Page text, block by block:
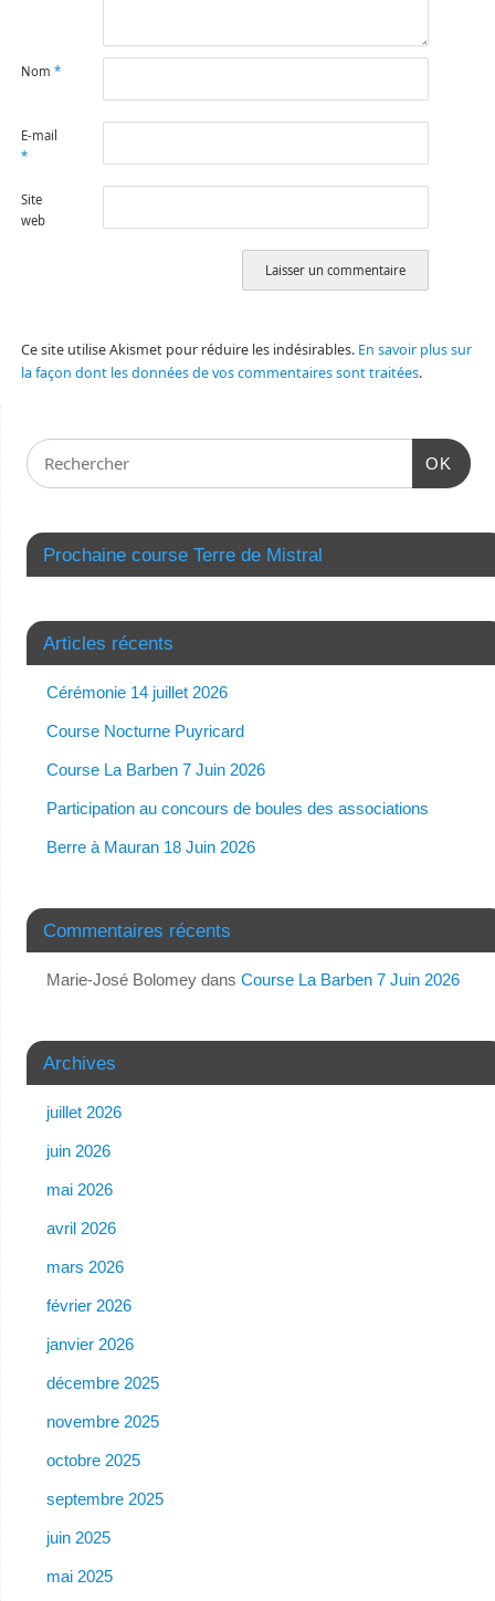
Nom *
E-mail
*
Site
web
Ce site utilise Akismet pour réduire les indésirables. En savoir plus sur
la façon dont les données de vos commentaires sont traitées.
OK
Prochaine course Terre de Mistral
Articles récents
Cérémonie 14 juillet 2026
Course Nocturne Puyricard
Course La Barben 7 Juin 2026
Participation au concours de boules des associations
Berre à Mauran 18 Juin 2026
Commentaires récents
Marie-José Bolomeydans Course La Barben 7 Juin 2026
Archives
juillet 2026
juin 2026
mai 2026
avril 2026
mars 2026
février 2026
janvier 2026
décembre 2025
novembre 2025
octobre 2025
septembre 2025
juin 2025
mai 2025